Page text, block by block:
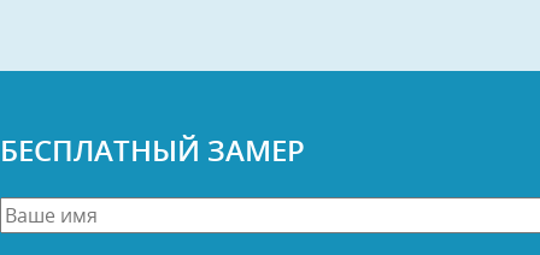
БЕСПЛАТНЫЙ ЗАМЕР
Ваше
имя